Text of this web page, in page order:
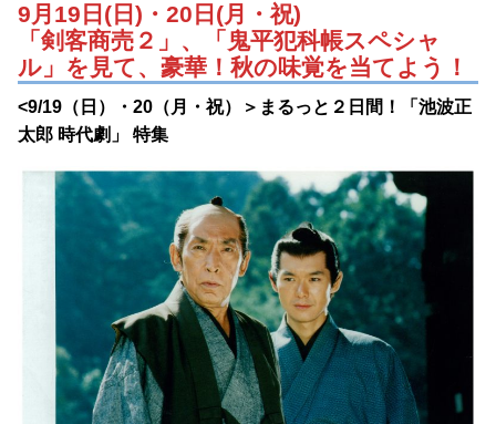
9月19日(日)・20日(月・祝)
「剣客商売２」、「鬼平犯科帳スペシャ
ル」を見て、豪華！秋の味覚を当てよう！
<9/19（日）・20（月・祝）＞まるっと２日間！「池波正
太郎 時代劇」 特集